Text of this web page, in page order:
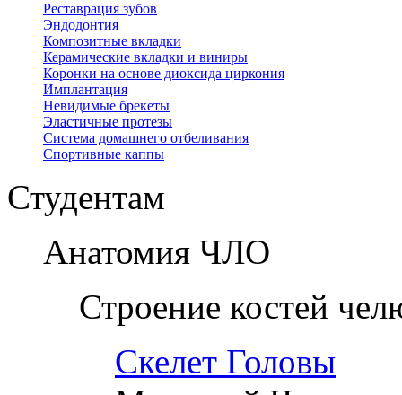
Реставрация зубов
Эндодонтия
Композитные вкладки
Керамические вкладки и виниры
Коронки на основе диоксида циркония
Имплантация
Невидимые брекеты
Эластичные протезы
Система домашнего отбеливания
Спортивные каппы
Студентам
Анатомия ЧЛО
Строение костей
Скелет Головы